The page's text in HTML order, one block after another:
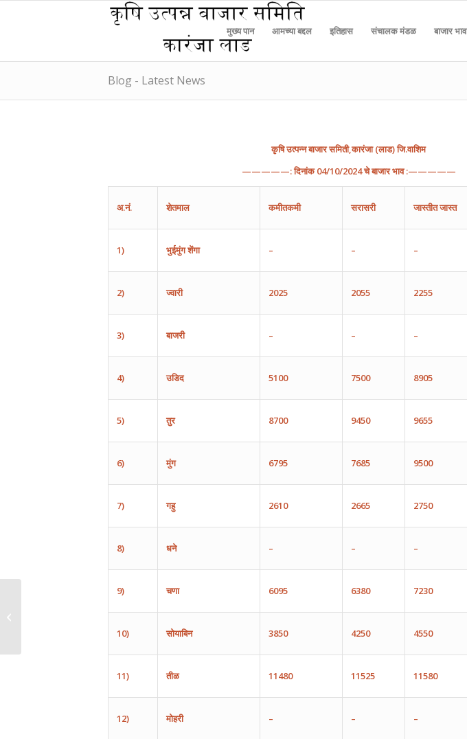
मुख्य पान आमच्या बद्दल इतिहास संचालक मंडळ बाजार भाव
Blog - Latest News
कृषिउत्पन्नबाजारसमिती,कारंजा(लाड)जि.वाशिम
—————:दिनांक04/10/2024चेबाजारभाव:—————
अ.नं. शेतमाल कमीतकमी सरासरी जास्तीतजास्त
1) भुईमुंगशेंगा – – –
2) ज्वारी 2025 2055 2255
3) बाजरी – – –
4) उडिद 5100 7500 8905
5) तुर 8700 9450 9655
6) मुंग 6795 7685 9500
7) गहु 2610 2665 2750
8) धने – – –
9) चणा 6095 6380 7230
10) सोयाबिन 3850 4250 4550
11) तीळ 11480 11525 11580
12) मोहरी – – –